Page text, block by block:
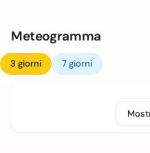
Meteogramma
3 giorni 7 giorni